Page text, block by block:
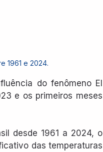
1961 e 2024.
do fenômeno El
e os primeiros meses
desde 1961 a 2024, o
das temperaturas